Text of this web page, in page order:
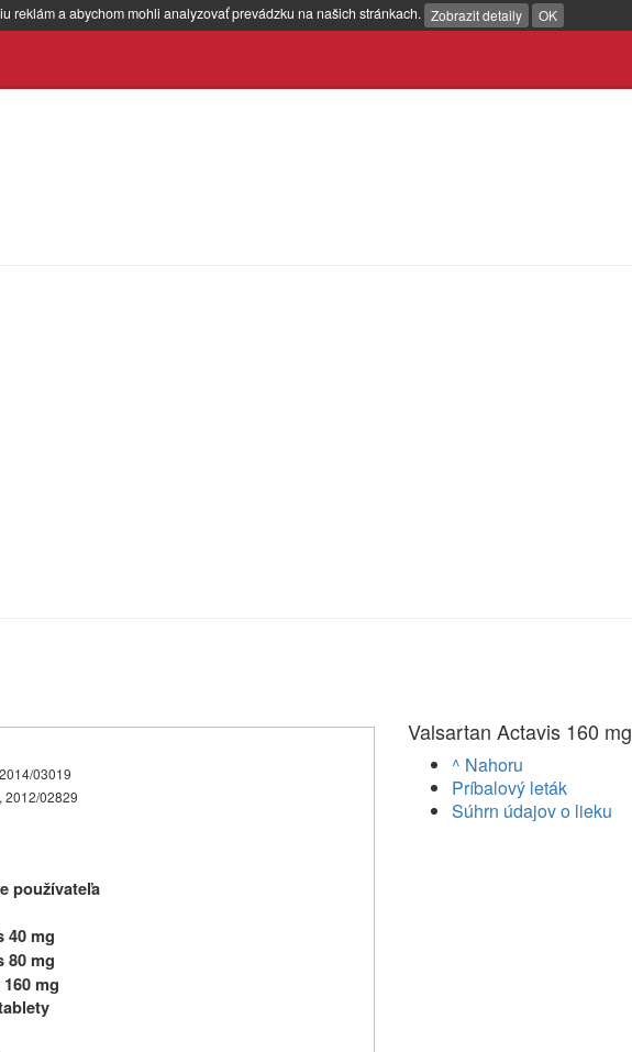
reklám a abychom mohli analyzovať prevádzku na našich stránkach. Zobrazit detaily OK
03019
2012/02829
používateľa
40 mg
80 mg
mg
Valsartan Actavis 160 mg
^ Nahoru
Príbalový leták
Súhrn údajov o lieku